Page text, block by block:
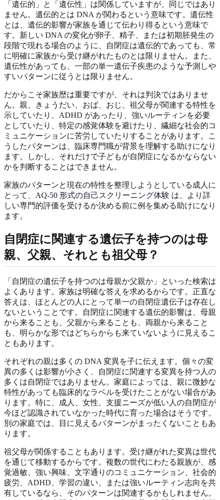
「遺伝的」と「遺伝性」は関係していますが、同じではあり
ません。遺伝的とは DNA が関わるという意味です。遺伝性
とは、遺伝的影響が家族を通じて伝わり得るという意味で
す。新しい DNA の変化が卵子、精子、または初期胚発生の
段階で現れる場合のように、自閉症は遺伝的であっても、常
に明確に家族から受け継がれたものとは限りません。また、
遺伝性があっても、一部の単一遺伝子疾患のような予測しや
すいパターンに従うとは限りません。
だからこそ家族歴は重要ですが、それは判決ではありませ
ん。親、きょうだい、おば、おじ、祖父母が関連する特性を
示していたり、ADHD があったり、強いルーティンを必要
としていたり、特定の感覚体験を避けたり、繊細な社会的コ
ミュニケーションに苦労していたりすることがあります。こ
うしたパターンは、臨床専門職が背景を理解する助けになり
ます。しかし、それだけで子どもが自閉症になるかならない
かを判断することはできません。
家族のパターンと現在の特性を整理しようとしている成人に
とって、 AQ-50 形式の自己スクリーニング体験 は、より詳
しい専門的評価を受けるか決める前に例を集める助けになり
ます。
自閉症に関連する遺伝子を持つのは母
親、父親、それとも祖父母？
「自閉症の遺伝子を持つのは母親か父親か」といった検索は
よくあります。家族は明確な答えを求めるからです。正直な
答えは、ほとんどの人にとって単一の自閉症遺伝子は存在し
ないということです。自閉症に関連する遺伝的影響は、母親
から来ることも、父親から来ることも、両親から来ること
も、明らかな形ではどちらからも来ていないように見えるこ
ともあります。
それぞれの親は多くの DNA 変異を子に伝えます。個々の変
異の多くは影響が小さく、自閉症に関連する変異を持つ人の
多くは自閉症ではありません。家庭によっては、親に微妙な
特性があっても臨床的なラベルを受けたことがない場合があ
ります。特に、成人、女性、支援ニーズが低い人の自閉症が
今ほど認識されていなかった時代に育った場合はそうです。
別の家庭では、目に見えるパターンがまったくないこともあ
ります。
祖父母が関係することもあります。受け継がれた変異は世代
を通じて移動するからです。複数の世代にわたる親族が、感
覚過敏、強い興味、文字通りのコミュニケーション、社会的
疲労、ADHD、学習の違い、または強いルーティン志向を共
有しているなら、そのパターンは関連するかもしれません。